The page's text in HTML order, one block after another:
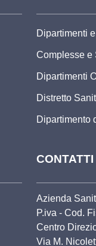
Dipartimenti
Complesse e
Dipartimenti
Distretto
Dipartimento
CONTATTI
Azienda
P.iva - Cod.
Centro
Via M.